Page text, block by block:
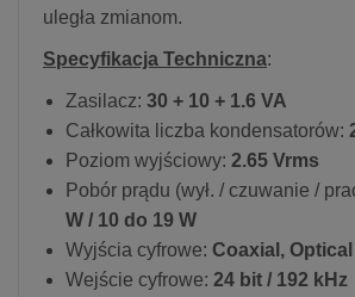
uległa zmianom.
Specyfikacja Techniczna:
Zasilacz: 30 + 10 + 1.6 VA
Całkowita liczba kondensatorów:
Poziom wyjściowy: 2.65 Vrms
Pobór prądu (wył. / czuwanie /
W / 10 do 19 W
Wyjścia cyfrowe: Coaxial, Optical
Wejście cyfrowe: 24 bit / 192 kHz